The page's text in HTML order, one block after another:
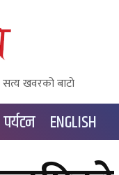
सत्य खवरको बाटाे
पर्यटन ENGLISH